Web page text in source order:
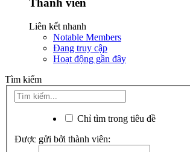
Thành viên
Liên kết nhanh
Notable Members
Đang truy cập
Hoạt động gần đây
Tìm kiếm
Chỉ tìm trong tiêu đề
Được gửi bởi thành viên: